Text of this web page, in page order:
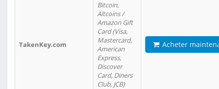
TakenKey.com
Bitcoin,
Altcoins /
Amazon Gift
Card (Visa,
Mastercard,
American
Express,
Discover
Card, Diners
Club, JCB)
Acheter